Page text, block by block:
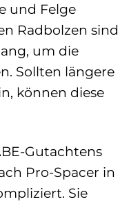
und Felge
Radbolzen sind
um die
Sollten längere
können diese
Gutachtens
Pro-Spacer in
Sie